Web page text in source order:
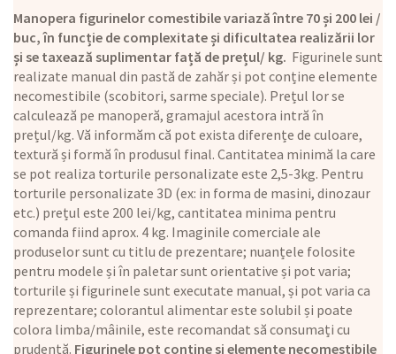
Manopera figurinelor comestibile variază între 70 și 200 lei /
buc, în funcție de complexitate și dificultatea realizării lor
și se taxează suplimentar față de prețul/ kg. Figurinele sunt
realizate manual din pastă de zahăr și pot conține elemente
necomestibile (scobitori, sarme speciale). Prețul lor se
calculează pe manoperă, gramajul acestora intră în
prețul/kg. Vă informăm că pot exista diferențe de culoare,
textură și formă în produsul final. Cantitatea minimă la care
se pot realiza torturile personalizate este 2,5-3kg. Pentru
torturile personalizate 3D (ex: in forma de masini, dinozaur
etc.) prețul este 200 lei/kg, cantitatea minima pentru
comanda fiind aprox. 4 kg. Imaginile comerciale ale
produselor sunt cu titlu de prezentare; nuanțele folosite
pentru modele și în paletar sunt orientative și pot varia;
torturile și figurinele sunt executate manual, și pot varia ca
reprezentare; colorantul alimentar este solubil și poate
colora limba/mâinile, este recomandat să consumați cu
prudență. Figurinele pot conține și elemente necomestibile